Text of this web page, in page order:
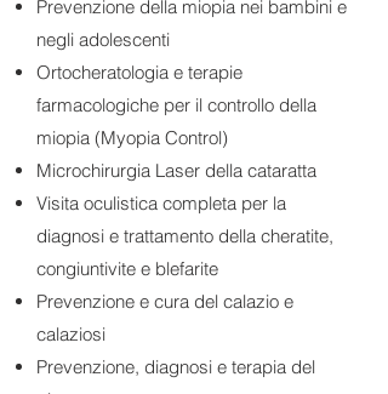
Prevenzione della miopia nei bambini e
negli adolescenti
Ortocheratologia e terapie
farmacologiche per il controllo della
miopia (Myopia Control)
Microchirurgia Laser della cataratta
Visita oculistica completa per la
diagnosi e trattamento della cheratite,
congiuntivite e blefarite
Prevenzione e cura del calazio e
calaziosi
Prevenzione, diagnosi e terapia del